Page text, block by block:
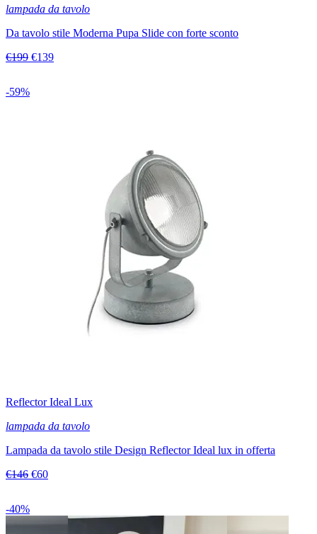
lampada da tavolo
Da tavolo stile Moderna Pupa Slide con forte sconto
€199 €139
-59%
Reflector Ideal Lux
lampada da tavolo
Lampada da tavolo stile Design Reflector Ideal lux in offerta
€146 €60
-40%